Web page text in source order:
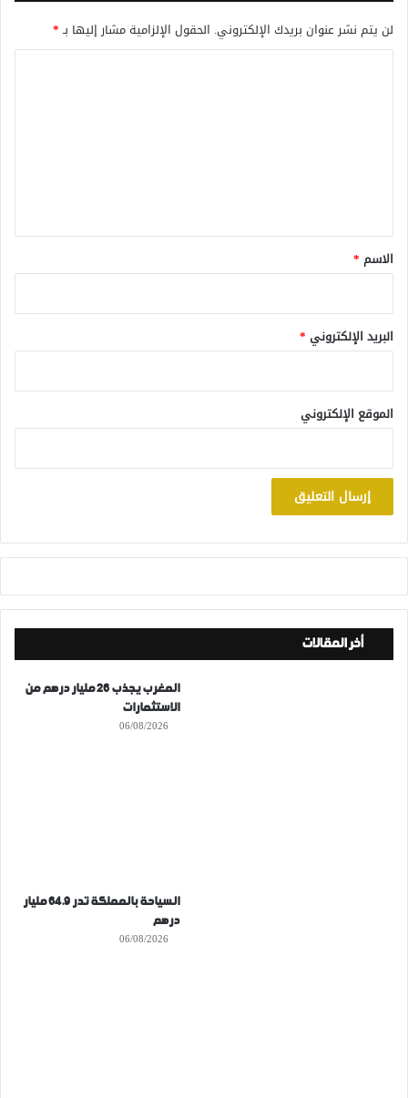
لن يتم نشر عنوان بريدك الإلكتروني. الحقول الإلزامية مشار إليها بـ*
*
الاسم *
البريد الإلكتروني *
الموقع الإلكتروني
أخر المقالات
المغرب يجذب 26 مليار درهم من
الاستثمارات
06/08/2026
السياحة بالمملكة تدر 64.9 مليار
درهم
06/08/2026